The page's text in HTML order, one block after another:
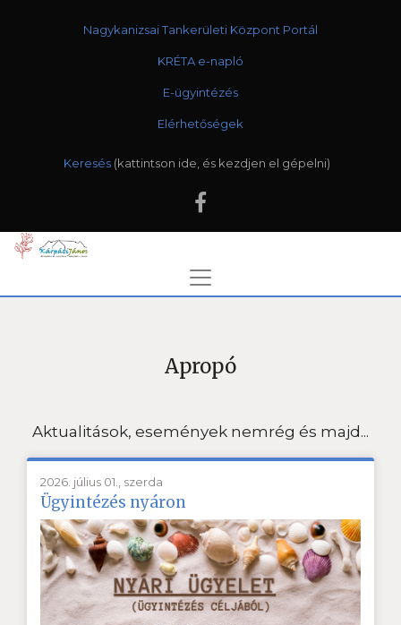
Nagykanizsai Tankerületi Központ Portál
KRÉTA e-napló
E-ügyintézés
Elérhetőségek
Keresés
Apropó
Aktualitások, események nemrég és majd...
2026. július 01., szerda
Ügyintézés nyáron